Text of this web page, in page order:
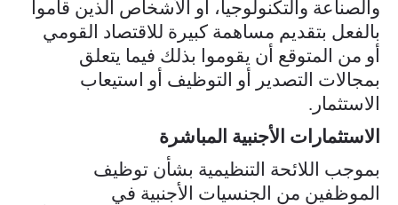
والصناعة والتكنولوجيا، أو الأشخاص الذين قاموا
بالفعل بتقديم مساهمة كبيرة للاقتصاد القومي
أو من المتوقع أن يقوموا بذلك فيما يتعلق
بمجالات التصدير أو التوظيف أو استيعاب
الاستثمار.
الاستثمارات الأجنبية المباشرة
بموجب اللائحة التنظيمية بشأن توظيف
الموظفين من الجنسيات الأجنبية في